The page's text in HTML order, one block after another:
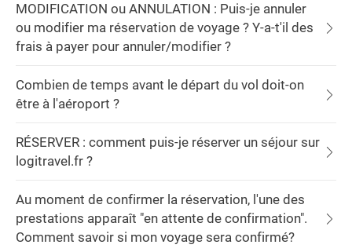
MODIFICATION ou ANNULATION : Puis-je annuler
ou modifier ma réservation de voyage ? Y-a-t'il des
frais à payer pour annuler/modifier ?
Combien de temps avant le départ du vol doit-on
être à l'aéroport ?
RÉSERVER : comment puis-je réserver un séjour sur
logitravel.fr ?
Au moment de confirmer la réservation, l'une des
prestations apparaît "en attente de confirmation".
Comment savoir si mon voyage sera confirmé?